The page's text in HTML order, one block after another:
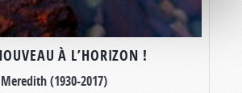
À L’HORIZON !
(1930-2017)